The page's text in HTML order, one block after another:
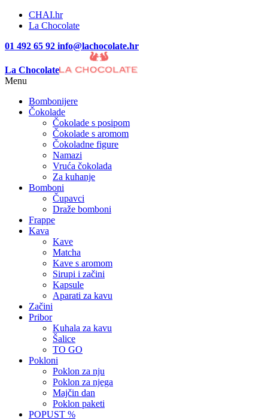
CHAI.hr
La Chocolate
01 492 65 92 info@lachocolate.hr
La Chocolate
Menu
Bombonijere
Čokolade
Čokolade s posipom
Čokolade s aromom
Čokoladne figure
Namazi
Vruća čokolada
Za kuhanje
Bomboni
Čupavci
Draže bomboni
Frappe
Kava
Kave
Matcha
Kave s aromom
Sirupi i začini
Kapsule
Aparati za kavu
Začini
Pribor
Kuhala za kavu
Šalice
TO GO
Pokloni
Poklon za nju
Poklon za njega
Majčin dan
Poklon paketi
POPUST %